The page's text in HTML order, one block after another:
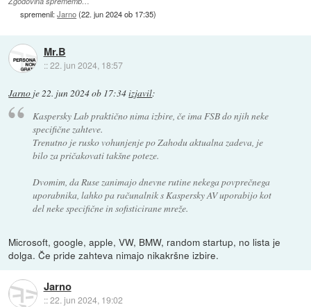
spremenil:Jarno(22. jun 2024 ob 17:35)
Mr.B
::22. jun 2024, 18:57
Jarno je 22. jun 2024 ob 17:34izjavil:
Kaspersky Lab praktično nima izbire, če ima FSB do njih neke
specifične zahteve.
Trenutno je rusko vohunjenje po Zahodu aktualna zadeva, je
bilo za pričakovati takšne poteze.
Dvomim, da Ruse zanimajo dnevne rutine nekega povprečnega
uporabnika, lahko pa računalnik s Kaspersky AV uporabijo kot
del neke specifične in sofisticirane mreže.
Microsoft, google, apple, VW, BMW, random startup, no lista je
dolga. Če pride zahteva nimajo nikakršne izbire.
Jarno
::22. jun 2024, 19:02